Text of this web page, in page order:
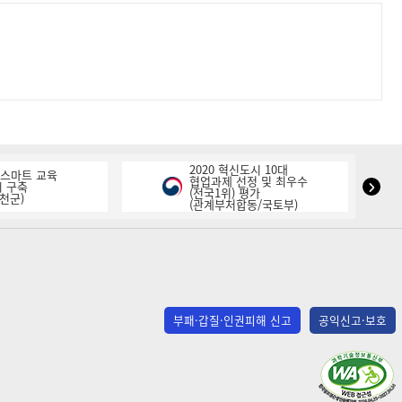
마트 교육
구축
군)
2020 혁신도시 10대
협업과제 선정 및 최우수
(전국1위) 평가
(관계부처합동/국토부)
NIPA
창
라
이
부패·갑질·인권피해 신고 공익신고·보호
(사)
한
국